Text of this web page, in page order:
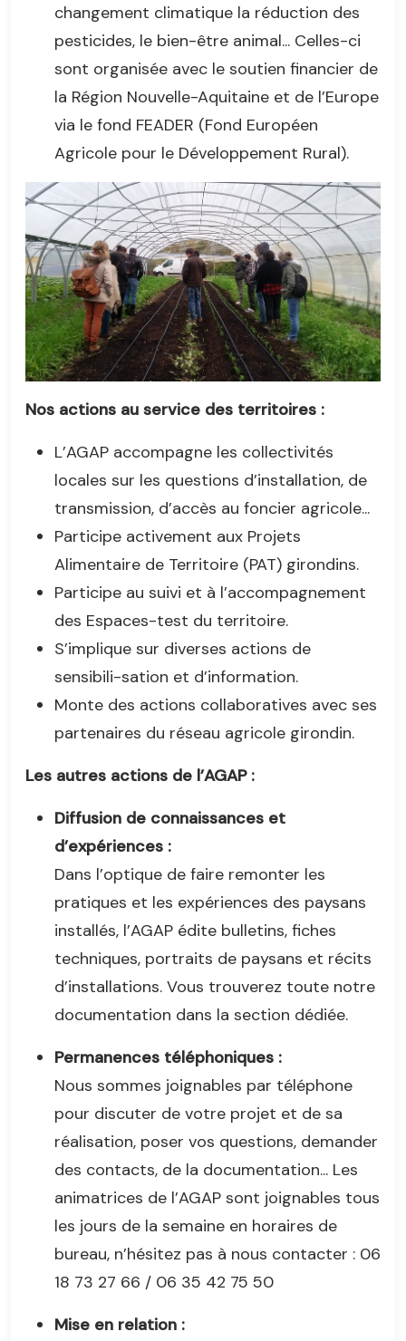
changement climatique la réduction des
pesticides, le bien-être animal... Celles-ci
sont organisée avec le soutien financier de
la Région Nouvelle-Aquitaine et de l’Europe
via le fond FEADER (Fond Européen
Agricole pour le Développement Rural).
Nos actions au service des territoires :
L’AGAP accompagne les collectivités
locales sur les questions d’installation, de
transmission, d’accès au foncier agricole...
Participe activement aux Projets
Alimentaire de Territoire (PAT) girondins.
Participe au suivi et à l’accompagnement
des Espaces-test du territoire.
S’implique sur diverses actions de
sensibili-sation et d’information.
Monte des actions collaboratives avec ses
partenaires du réseau agricole girondin.
Les autres actions de l’AGAP :
Diffusion de connaissances et
d’expériences :
Dans l’optique de faire remonter les
pratiques et les expériences des paysans
installés, l’AGAP édite bulletins, fiches
techniques, portraits de paysans et récits
d’installations. Vous trouverez toute notre
documentation dans la section dédiée.
Permanences téléphoniques :
Nous sommes joignables par téléphone
pour discuter de votre projet et de sa
réalisation, poser vos questions, demander
des contacts, de la documentation... Les
animatrices de l’AGAP sont joignables tous
les jours de la semaine en horaires de
bureau, n’hésitez pas à nous contacter : 06
18 73 27 66 / 06 35 42 75 50
Mise en relation :